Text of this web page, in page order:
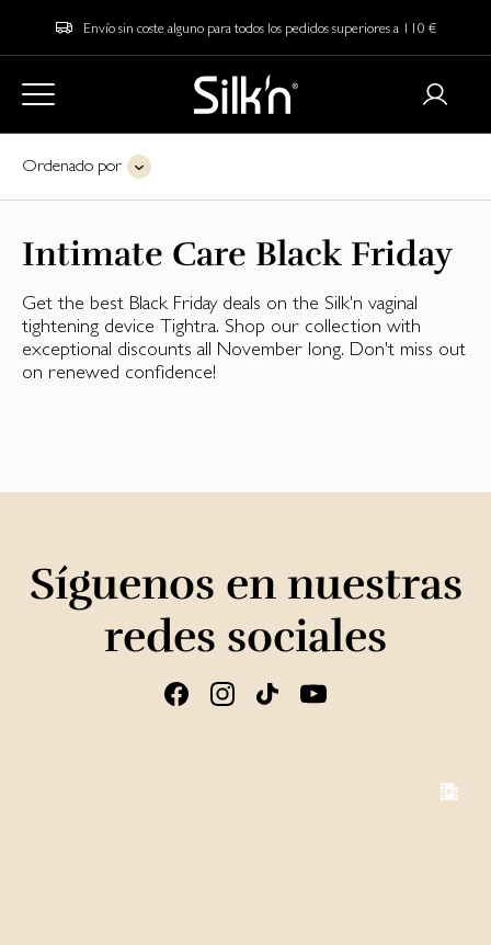
Envío sin coste alguno para todos los pedidos superiores a 110 €
Ordenado por
Intimate Care Black Friday
Get the best Black Friday deals on the Silk'n vaginal
tightening device Tightra. Shop our collection with
exceptional discounts all November long. Don't miss out
on renewed confidence!
Síguenos en nuestras
redes sociales